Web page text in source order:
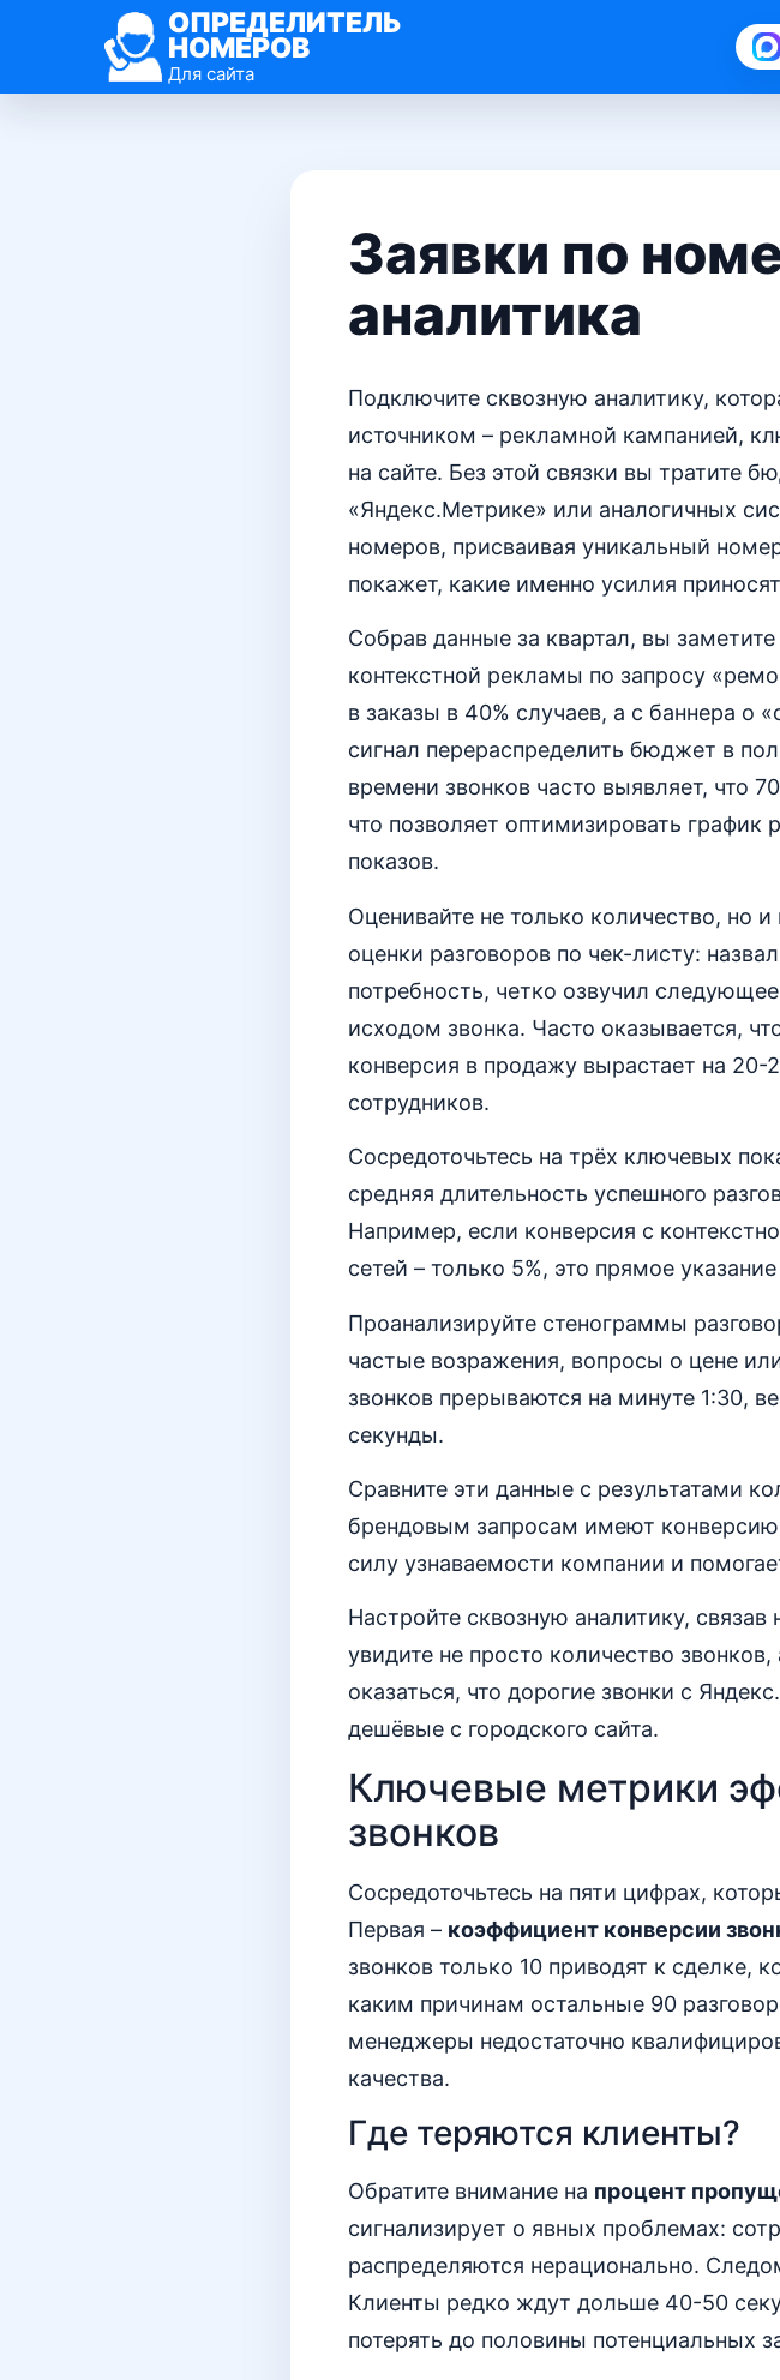
ОПРЕДЕЛИТЕЛЬ
НОМЕРОВ
Для сайта
Заявки по
аналитика
Подключите сквозную аналитику,
источником – рекламной кампанией,
на сайте. Без этой связки вы тратите
«Яндекс.Метрике» или аналогичных
номеров, присваивая уникальный
покажет, какие именно усилия
Собрав данные за квартал, вы
контекстной рекламы по запросу
в заказы в 40% случаев, а с баннера о
сигнал перераспределить бюджет в
времени звонков часто выявляет, что
что позволяет оптимизировать
показов.
Оценивайте не только количество, но
оценки разговоров по чек-листу:
потребность, четко озвучил
исходом звонка. Часто оказывается,
конверсия в продажу вырастает на
сотрудников.
Сосредоточьтесь на трёх ключевых
средняя длительность успешного
Например, если конверсия с
сетей – только 5%, это прямое
Проанализируйте стенограммы
частые возражения, вопросы о цене
звонков прерываются на минуте 1:30,
секунды.
Сравните эти данные с результатами
брендовым запросам имеют
силу узнаваемости компании и
Настройте сквозную аналитику,
увидите не просто количество
оказаться, что дорогие звонки с
дешёвые с городского сайта.
Ключевые метрики
звонков
Сосредоточьтесь на пяти цифрах,
Первая – коэффициент конверсии
звонков только 10 приводят к сделке,
каким причинам остальные 90
менеджеры недостаточно
качества.
Где теряются клиенты?
Обратите внимание на процент
сигнализирует о явных проблемах:
распределяются нерационально.
Клиенты редко ждут дольше 40-50
потерять до половины потенциальных